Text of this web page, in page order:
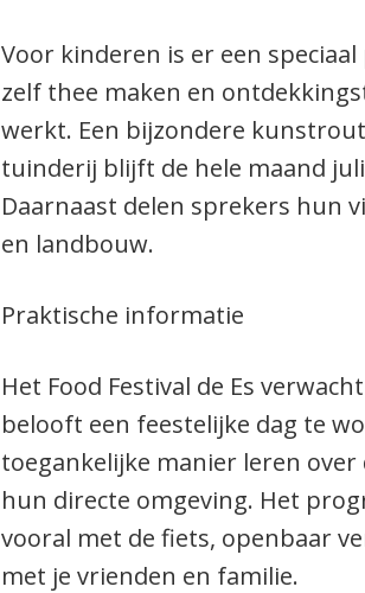
Voor kinderen is er een
zelf thee maken en
werkt. Een bijzondere
tuinderij blijft de hele maand
Daarnaast delen sprekers hun
en landbouw.
Praktische informatie
Het Food Festival de Es
belooft een feestelijke dag te
toegankelijke manier leren
hun directe omgeving. Het
vooral met de fiets, openbaar
met je vrienden en familie.